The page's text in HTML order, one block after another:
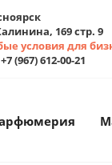
169 стр. 9
условия для
(967) 612-00-21